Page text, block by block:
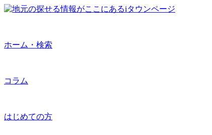
ホーム・検索
コラム
はじめての方